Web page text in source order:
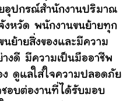
อุปกรณ์สำนักงานปริมาณ
งหวัด พนักงานขนย้ายทุก
ย้ายสิ่งของและมีความ
างดี มีความเป็นมืออาชีพ
ง ดูแลใส่ใจความปลอดภัย
อบต่องานที่ได้รับมอบ